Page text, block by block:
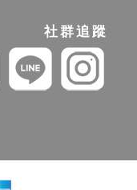
社群追蹤